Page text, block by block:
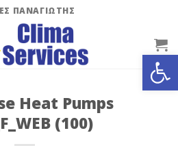
ΠΑΝΑΓΙΩΤΗΣ
Heat Pumps
(100)